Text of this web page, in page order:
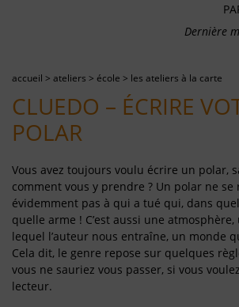
Dernière
accueil > ateliers > école > les ateliers à la carte
CLUEDO – ÉCRIRE
POLAR
Vous avez toujours voulu écrire un polar,
comment vous y prendre ? Un polar ne se
évidemment pas à qui a tué qui, dans
quelle arme ! C’est aussi une
lequel l’auteur nous entraîne, un monde
Cela dit, le genre repose sur quelques
vous ne sauriez vous passer, si vous
lecteur.